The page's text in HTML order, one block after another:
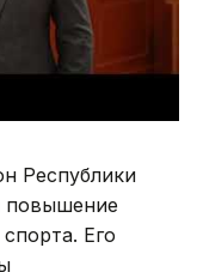
Республики
повышение
Его